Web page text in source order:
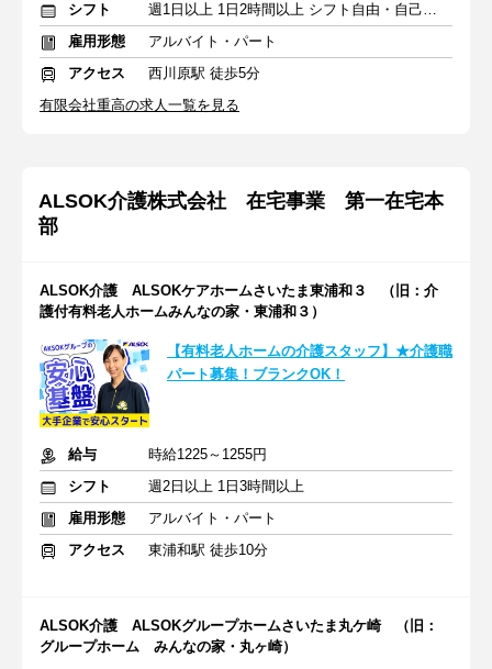
シフト
週1日以上 1日2時間以上 シフト自由・自己申告
雇用形態
アルバイト・パート
アクセス
西川原駅 徒歩5分
有限会社重高の求人一覧を見る
ALSOK介護株式会社 在宅事業 第一在宅本
部
ALSOK介護 ALSOKケアホームさいたま東浦和３ （旧：介
護付有料老人ホームみんなの家・東浦和３）
【有料老人ホームの介護スタッフ】★介護職
パート募集！ブランクOK！
給与
時給1225～1255円
シフト
週2日以上 1日3時間以上
雇用形態
アルバイト・パート
アクセス
東浦和駅 徒歩10分
ALSOK介護 ALSOKグループホームさいたま丸ケ崎 （旧：
グループホーム みんなの家・丸ヶ崎）